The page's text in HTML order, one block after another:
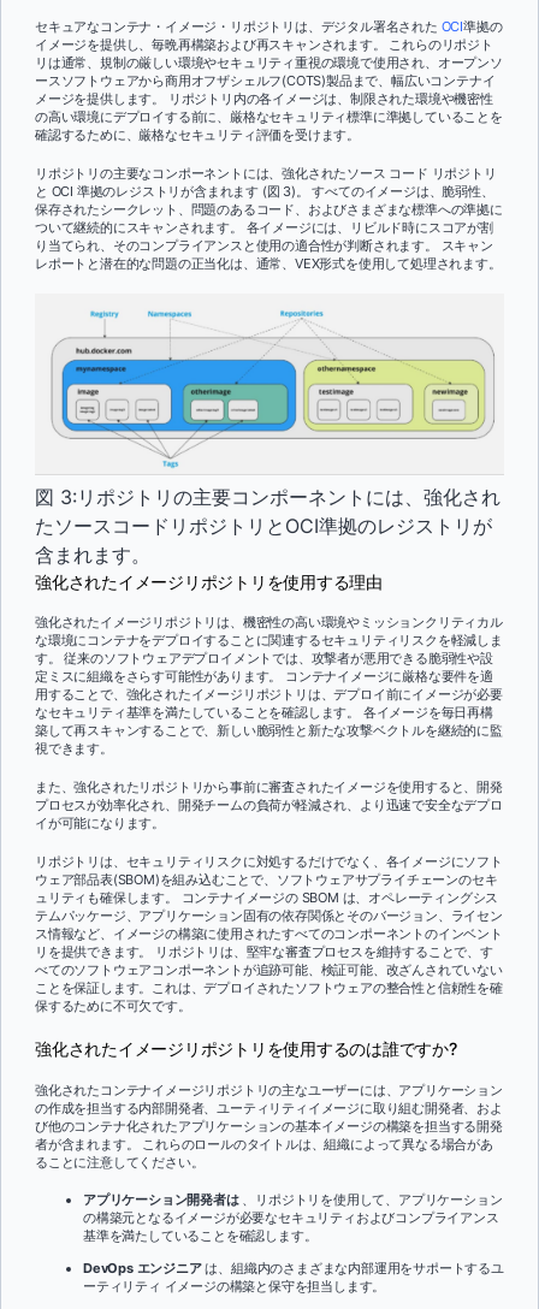
セキュアなコンテナ・イメージ・リポジトリは、デジタル署名された OCI準拠の
イメージを提供し、毎晩再構築および再スキャンされます。 これらのリポジト
リは通常、規制の厳しい環境やセキュリティ重視の環境で使用され、オープンソ
ースソフトウェアから商用オフザシェルフ(COTS)製品まで、幅広いコンテナイ
メージを提供します。 リポジトリ内の各イメージは、制限された環境や機密性
の高い環境にデプロイする前に、厳格なセキュリティ標準に準拠していることを
確認するために、厳格なセキュリティ評価を受けます。
リポジトリの主要なコンポーネントには、強化されたソース コード リポジトリ
と OCI 準拠のレジストリが含まれます (図 3)。 すべてのイメージは、脆弱性、
保存されたシークレット、問題のあるコード、およびさまざまな標準への準拠に
ついて継続的にスキャンされます。 各イメージには、リビルド時にスコアが割
り当てられ、そのコンプライアンスと使用の適合性が判断されます。 スキャン
レポートと潜在的な問題の正当化は、通常、VEX形式を使用して処理されます。
図 3:リポジトリの主要コンポーネントには、強化され
たソースコードリポジトリとOCI準拠のレジストリが
含まれます。
強化されたイメージリポジトリを使用する理由
強化されたイメージリポジトリは、機密性の高い環境やミッションクリティカル
な環境にコンテナをデプロイすることに関連するセキュリティリスクを軽減しま
す。 従来のソフトウェアデプロイメントでは、攻撃者が悪用できる脆弱性や設
定ミスに組織をさらす可能性があります。 コンテナイメージに厳格な要件を適
用することで、強化されたイメージリポジトリは、デプロイ前にイメージが必要
なセキュリティ基準を満たしていることを確認します。 各イメージを毎日再構
築して再スキャンすることで、新しい脆弱性と新たな攻撃ベクトルを継続的に監
視できます。
また、強化されたリポジトリから事前に審査されたイメージを使用すると、開発
プロセスが効率化され、開発チームの負荷が軽減され、より迅速で安全なデプロ
イが可能になります。
リポジトリは、セキュリティリスクに対処するだけでなく、各イメージにソフト
ウェア部品表(SBOM)を組み込むことで、ソフトウェアサプライチェーンのセキ
ュリティも確保します。 コンテナイメージの SBOM は、オペレーティングシス
テムパッケージ、アプリケーション固有の依存関係とそのバージョン、ライセン
ス情報など、イメージの構築に使用されたすべてのコンポーネントのインベント
リを提供できます。 リポジトリは、堅牢な審査プロセスを維持することで、す
べてのソフトウェアコンポーネントが追跡可能、検証可能、改ざんされていない
ことを保証します。これは、デプロイされたソフトウェアの整合性と信頼性を確
保するために不可欠です。
強化されたイメージリポジトリを使用するのは誰ですか?
強化されたコンテナイメージリポジトリの主なユーザーには、アプリケーション
の作成を担当する内部開発者、ユーティリティイメージに取り組む開発者、およ
び他のコンテナ化されたアプリケーションの基本イメージの構築を担当する開発
者が含まれます。 これらのロールのタイトルは、組織によって異なる場合があ
ることに注意してください。
アプリケーション開発者は、リポジトリを使用して、アプリケーション
の構築元となるイメージが必要なセキュリティおよびコンプライアンス
基準を満たしていることを確認します。
DevOps エンジニアは、組織内のさまざまな内部運用をサポートするユ
ーティリティ イメージの構築と保守を担当します。